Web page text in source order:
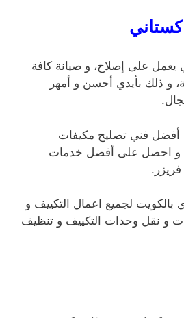
يعمل على إصلاح، و صيانة كافة
و ذلك بأيدي أحسن و أمهر
فني تصليح مكيفات
و احصل على أفضل خدمات
لجميع اعمال التكييف و
و نقل وحدات التكييف و تنظيف